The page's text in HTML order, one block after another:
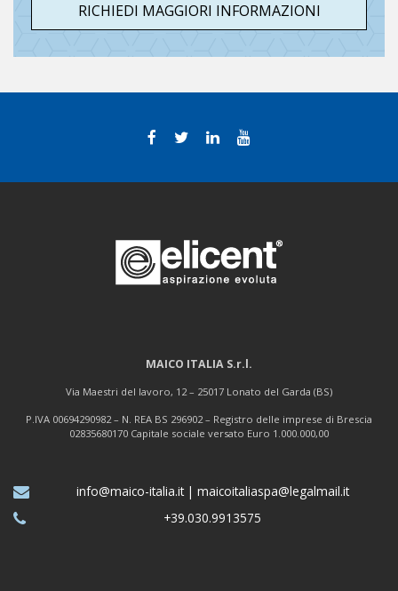
RICHIEDI MAGGIORI INFORMAZIONI
MAICO ITALIA S.r.l.
Via Maestri del lavoro, 12 – 25017 Lonato del Garda (BS)
P.IVA 00694290982 – N. REA BS 296902 – Registro delle imprese di Brescia
02835680170 Capitale sociale versato Euro 1.000.000,00
info@maico-italia.it| maicoitaliaspa@legalmail.it
+39.030.9913575